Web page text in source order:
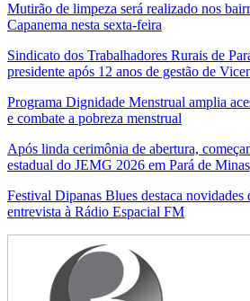
Mutirão de limpeza será realizado nos
Capanema nesta sexta-feira
Sindicato dos Trabalhadores Rurais de
presidente após 12 anos de gestão de
Programa Dignidade Menstrual amplia
e combate a pobreza menstrual
Após linda cerimônia de abertura,
estadual do JEMG 2026 em Pará de Minas
Festival Dipanas Blues destaca novidades
entrevista à Rádio Espacial FM